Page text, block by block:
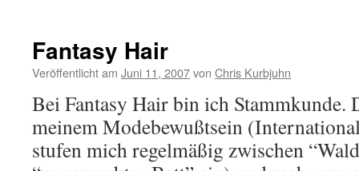
Fantasy Hair
Veröffentlicht am Juni 11, 2007von Chris Kurbjuhn
Bei Fantasy Hair bin ich Stammkunde.
meinem Modebewußtsein
stufen mich regelmäßig zwischen